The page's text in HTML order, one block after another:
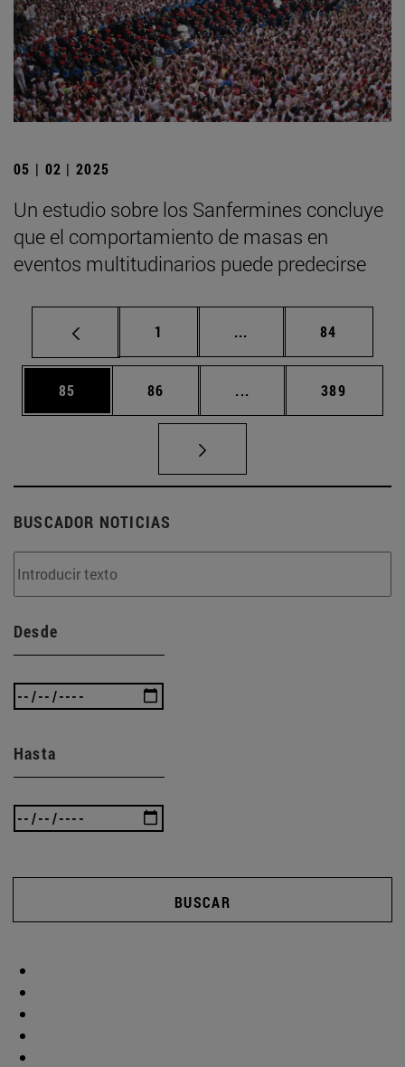
05 | 02 | 2025
Un estudio sobre los Sanfermines concluye
que el comportamiento de masas en
eventos multitudinarios puede predecirse
Página
1 ... Páginas intermedias
Página
84
Página
85 Página
86 ... Páginas intermedias
Página
389
BUSCADOR NOTICIAS
Desde
Hasta
BUSCAR